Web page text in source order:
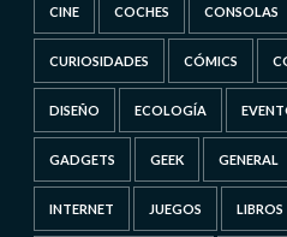
CINE COCHES CONSOLAS
CURIOSIDADES CÓMICS
DISEÑO ECOLOGÍA
GADGETS GEEK GENERAL
INTERNET JUEGOS LIBROS